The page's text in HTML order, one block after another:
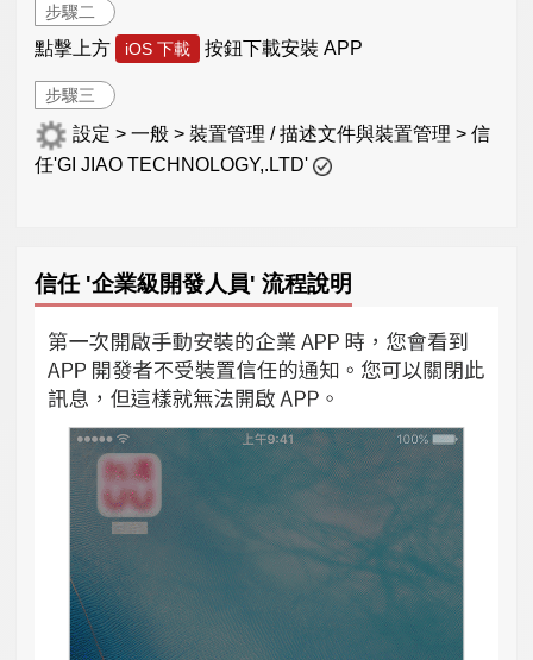
步驟二
點擊上方 iOS 下載 按鈕下載安裝 APP
步驟三
設定 > 一般 > 裝置管理 / 描述文件與裝置管理 > 信
任'GI JIAO TECHNOLOGY,.LTD'
信任 '企業級開發人員' 流程說明